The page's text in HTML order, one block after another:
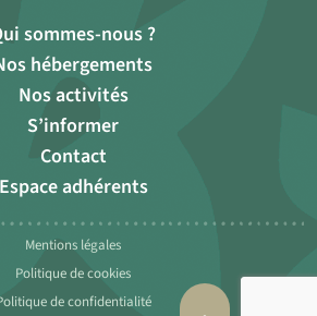
sommes-nous ?
hébergements
Nos activités
S’informer
Contact
Espace adhérents
Mentions légales
Politique de cookies
de confidentialité